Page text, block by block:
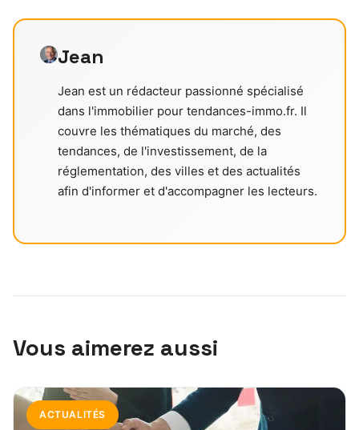
Jean
Jean est un rédacteur passionné spécialisé
dans l'immobilier pour tendances-immo.fr. Il
couvre les thématiques du marché, des
tendances, de l'investissement, de la
réglementation, des villes et des actualités
afin d'informer et d'accompagner les lecteurs.
Vous aimerez aussi
ACTUALITÉS